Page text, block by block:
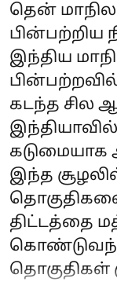
தென்
பின்பற்றிய
இந்திய
கடந்த சில
கடுமையாக
இந்த
திட்டத்தை
தொகுதிகள்